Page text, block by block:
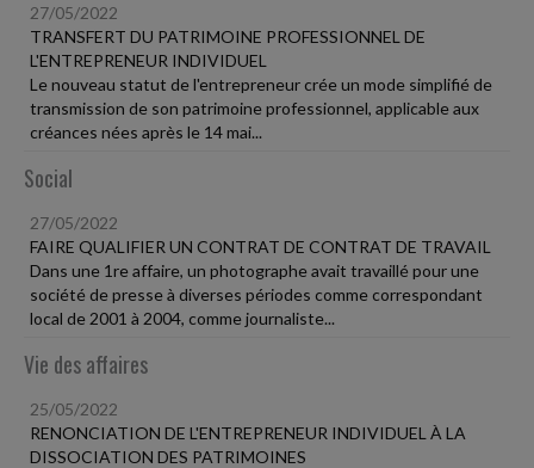
27/05/2022
TRANSFERT DU PATRIMOINE PROFESSIONNEL DE
L'ENTREPRENEUR INDIVIDUEL
Le nouveau statut de l'entrepreneur crée un mode simplifié de
transmission de son patrimoine professionnel, applicable aux
créances nées après le 14 mai...
Social
27/05/2022
FAIRE QUALIFIER UN CONTRAT DE CONTRAT DE TRAVAIL
Dans une 1re affaire, un photographe avait travaillé pour une
société de presse à diverses périodes comme correspondant
local de 2001 à 2004, comme journaliste...
Vie des affaires
25/05/2022
RENONCIATION DE L'ENTREPRENEUR INDIVIDUEL À LA
DISSOCIATION DES PATRIMOINES